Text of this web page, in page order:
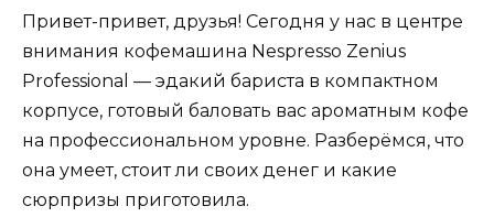
Привет-привет, друзья! Сегодня у нас в центре
внимания кофемашина Nespresso Zenius
Professional — эдакий бариста в компактном
корпусе, готовый баловать вас ароматным кофе
на профессиональном уровне. Разберёмся, что
она умеет, стоит ли своих денег и какие
сюрпризы приготовила.